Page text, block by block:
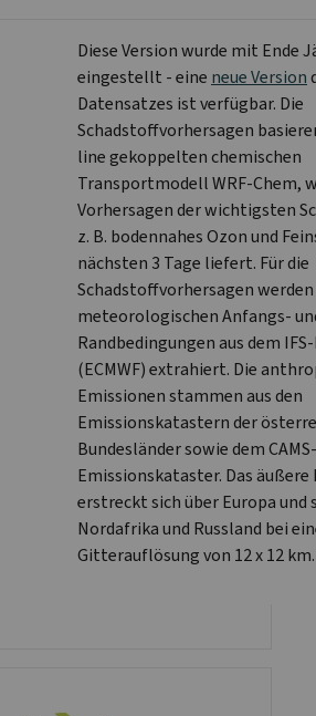
Diese Version wurde mit Ende
eingestellt - eine neue Version
Datensatzes ist verfügbar. Die
Schadstoffvorhersagen
line gekoppelten chemischen
Transportmodell WRF-Chem,
Vorhersagen der wichtigsten
z. B. bodennahes Ozon und
nächsten 3 Tage liefert. Für die
Schadstoffvorhersagen
meteorologischen Anfangs-
Randbedingungen aus dem
(ECMWF) extrahiert. Die
Emissionen stammen aus den
Emissionskatastern der
Bundesländer sowie dem CAMS-
Emissionskataster. Das
erstreckt sich über Europa und
Nordafrika und Russland bei
Gitterauflösung von 12 x 12 km.